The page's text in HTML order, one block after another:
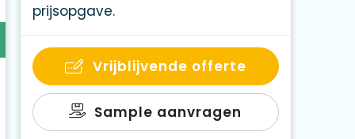
prijsopgave.
Vrijblijvende offerte
Sample aanvragen